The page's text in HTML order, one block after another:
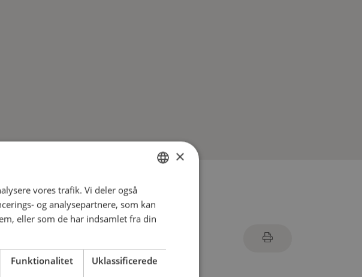
ENGLISH
DANISH
GERMAN
×
vores trafik. Vi deler også
og analysepartnere, som kan
eller som de har indsamlet fra din
Funktionalitet Uklassificerede